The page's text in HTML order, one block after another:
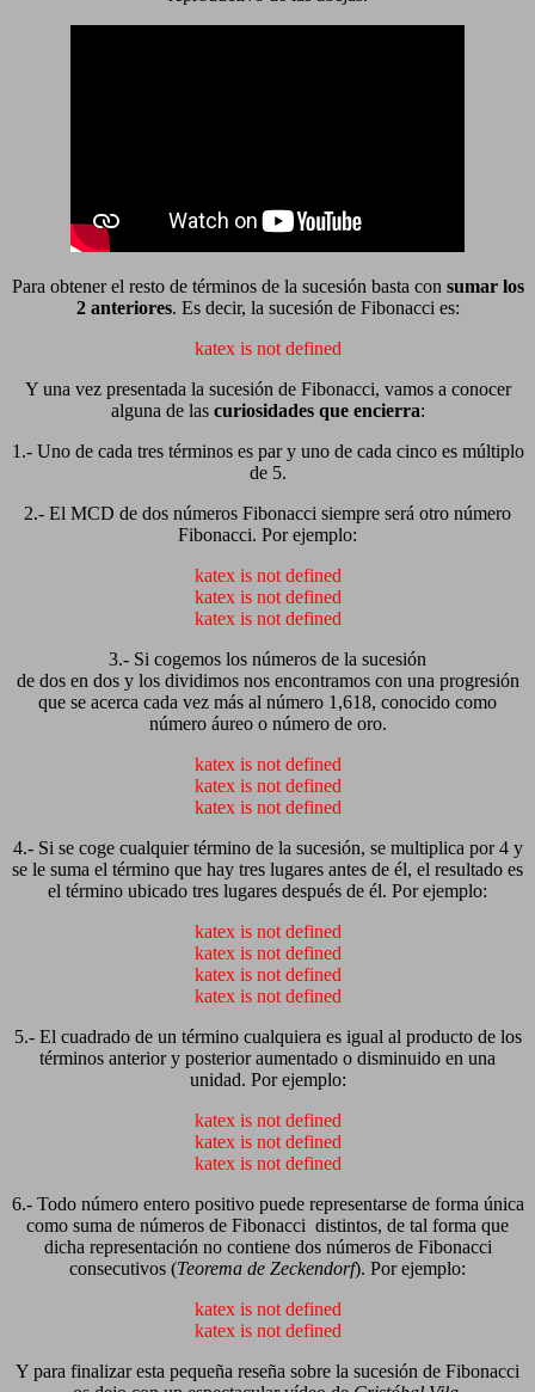
Para obtener el resto de términos de la sucesión basta con sumar los
2 anteriores. Es decir, la sucesión de Fibonacci es:
katex is not defined
Y una vez presentada la sucesión de Fibonacci, vamos a conocer
alguna de lascuriosidades que encierra:
1.- Uno de cada tres términos es par y uno de cada cinco es múltiplo
de 5.
2.- El MCD de dos números Fibonacci siempre será otro número
Fibonacci. Por ejemplo:
katex is not defined
katex is not defined
katex is not defined
3.- Si cogemos los números de la sucesión
de dos en dos y los dividimos nos encontramos con una progresión
que se acerca cada vez más al número 1,618, conocido como
número áureo o número de oro.
katex is not defined
katex is not defined
katex is not defined
4.- Si se coge cualquier término de la sucesión, se multiplica por 4 y
se le suma el término que hay tres lugares antes de él, el resultado es
el término ubicado tres lugares después de él. Por ejemplo:
katex is not defined
katex is not defined
katex is not defined
katex is not defined
5.- El cuadrado de un término cualquiera es igual al producto de los
términos anterior y posterior aumentado o disminuido en una
unidad. Por ejemplo:
katex is not defined
katex is not defined
katex is not defined
6.- Todo número entero positivo puede representarse de forma única
como suma de números de Fibonacci distintos, de tal forma que
dicha representación no contiene dos números de Fibonacci
consecutivos (Teorema de Zeckendorf). Por ejemplo:
katex is not defined
katex is not defined
Y para finalizar esta pequeña reseña sobre la sucesión de Fibonacci